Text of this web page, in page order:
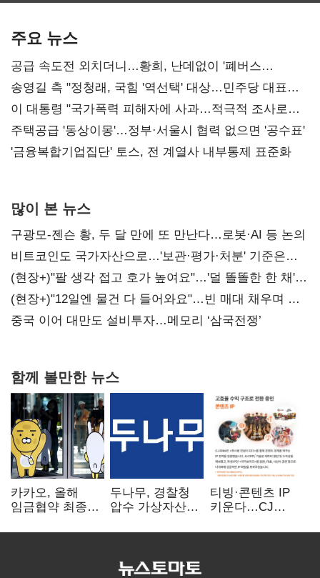
주요 뉴스
공급 속도전 외치더니…황희, 난데없이 '폐버스
리모델링' 제안
송영길 측 "정청래, 국힘 '역선택' 대상…민주당 대표로
총선 지휘 못해"
이 대통령 "국가폭력 피해자에 사과…적극적 조사로
진실 밝혀야"
주택공급 '동상이몽'…정부·서울시 협력 없으면 '공수표'
'금융복합기업집단' 토스, 전 계열사 내부통제 표준화
많이 본 뉴스
구광모-젠슨 황, 두 달 만에 또 만난다…로봇·AI 등 논의
비트코인도 국가자산으로…'보관·평가·처분' 기준은
숙제
(현장+)"팔 생각 접고 호가 높여요"…'덜 똘똘한 한 채'
20억 키맞추기
(현장+)"12일엔 물건 다 들어와요"…빈 매대 채우며 문
연 홈플러스
중국 이어 대만도 설비투자…메모리 ‘삼국전쟁’
함께 볼만한 뉴스
카카오, 올해
임금협약 최종
인상·격려금
두나무, 경찰청
압수 가상자산
커스터디 사업
티빙·콘텐츠 IP
키운다…CJ
글로벌 확장 가속